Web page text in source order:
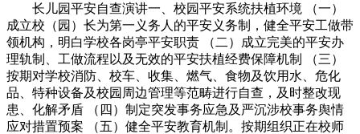
长儿园平安自查演讲一、校园平安系统扶植环境 （一）
成立校（园）长为第一义务人的平安义务制，健全平安工做带
领机构，明白学校各岗亭平安职责 （二）成立完美的平安办
理轨制、工做流程以及无效的平安扶植经费保障机制 （三）
按期对学校消防、校车、收集、燃气、食物及饮用水、危化
品、特种设备及校园周边管理等范畴进行自查，及时整改现
患、化解矛盾 （四）制定突发事务应急及严沉涉校事务舆情
应对措置预案 （五）健全平安教育机制。按期组织正在校师